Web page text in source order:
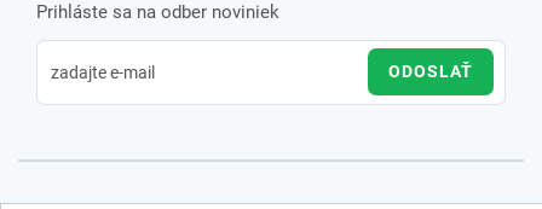
Prihláste sa na odber noviniek
ODOSLAŤ